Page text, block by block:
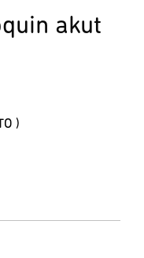
akut
)